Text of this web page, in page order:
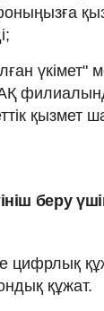
үкімет"
қызмет
беру
цифрлық
құжат.